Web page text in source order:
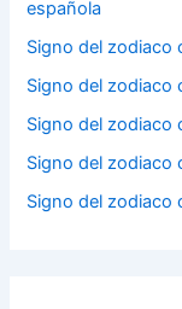
española
Signo del zodiaco
Signo del zodiaco
Signo del zodiaco
Signo del zodiaco
Signo del zodiaco